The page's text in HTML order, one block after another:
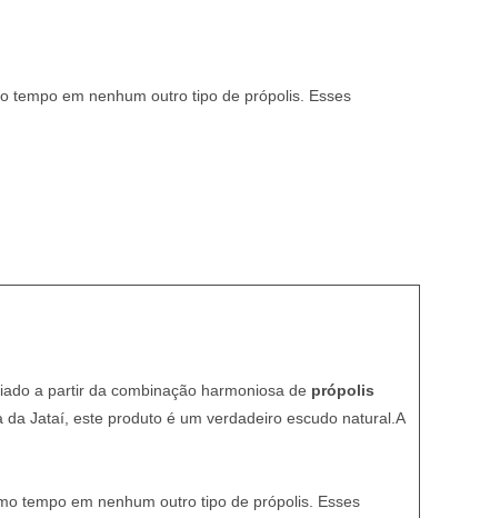
tempo em nenhum outro tipo de própolis. Esses
a partir da combinação harmoniosa de própolis
da Jataí, este produto é um verdadeiro escudo natural.A
tempo em nenhum outro tipo de própolis. Esses